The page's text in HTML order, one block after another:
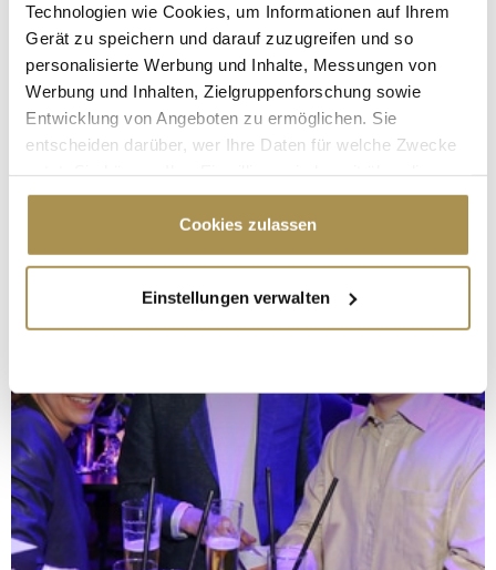
Technologien wie Cookies, um Informationen auf Ihrem
Gerät zu speichern und darauf zuzugreifen und so
personalisierte Werbung und Inhalte, Messungen von
Werbung und Inhalten, Zielgruppenforschung sowie
Entwicklung von Angeboten zu ermöglichen. Sie
entscheiden darüber, wer Ihre Daten für welche Zwecke
Cookie-Erklärung oder durch Klicken auf das Privacy
Trigger Symbol ändern oder widerrufen
Informationen über Ihre geografische Lage
erfassen, welche bis auf einige Meter genau sein
bestimmten Merkmalen (Fingerprinting) identifizieren
Erfahren Sie mehr darüber, wie Ihre persönlichen Daten
verarbeitet werden, und legen Sie Ihre Präferenzen im
Abschnitt Einzelheitenfest.
Wir verwenden Cookies, um Inhalte und Anzeigen zu
Cookies zulassen
Einstellungen verwalten